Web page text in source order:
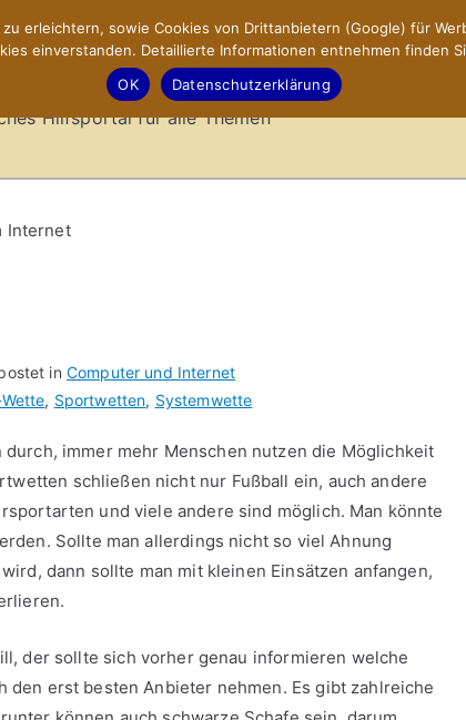
– Hilfsportal
Hilfsportal für alle Themen
Internet
in Computer und Internet
, Sportwetten, Systemwette
immer mehr Menschen nutzen die Möglichkeit
schließen nicht nur Fußball ein, auch andere
und viele andere sind möglich. Man könnte
Sollte man allerdings nicht so viel Ahnung
dann sollte man mit kleinen Einsätzen anfangen,
der sollte sich vorher genau informieren welche
erst besten Anbieter nehmen. Es gibt zahlreiche
erleichtern, sowie Cookies von Drittanbietern (Google) für
einverstanden. Detaillierte Informationen entnehmen finden
OK
Datenschutzerklärung